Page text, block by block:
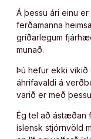
Á þessu ári einu
ferðamanna
gríðarlegum
munað.
Þú hefur ekki vikið
áhrifavaldi á
varið er með
Ég tel að ástæðan
íslensk stjórnvöld